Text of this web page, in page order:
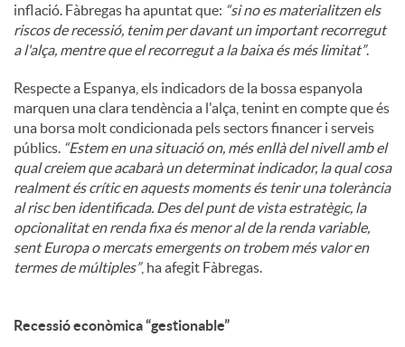
inflació. Fàbregas ha apuntat que: “si no es materialitzen els
riscos de recessió, tenim per davant un important recorregut
a l'alça, mentre que el recorregut a la baixa és més limitat”.
Respecte a Espanya, els indicadors de la bossa espanyola
marquen una clara tendència a l'alça, tenint en compte que és
una borsa molt condicionada pels sectors financer i serveis
públics. “Estem en una situació on, més enllà del nivell amb el
qual creiem que acabarà un determinat indicador, la qual cosa
realment és crític en aquests moments és tenir una tolerància
al risc ben identificada. Des del punt de vista estratègic, la
opcionalitat en renda fixa és menor al de la renda variable,
sent Europa o mercats emergents on trobem més valor en
termes de múltiples”, ha afegit Fàbregas.
Recessió econòmica “gestionable”